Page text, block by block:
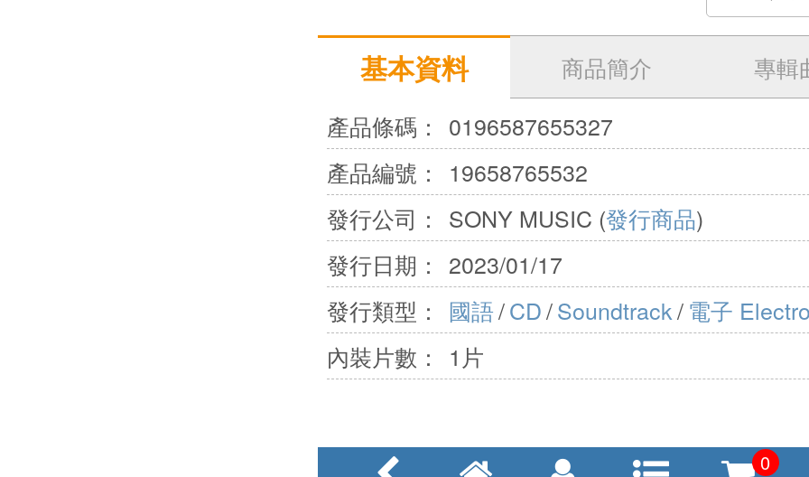
基本資料 商品簡介
專輯
產品條碼：
0196587655327
產品編號：
19658765532
發行公司：
SONY MUSIC (發行商品)
發行日期：
2023/01/17
發行類型：
國語/CD/Soundtrack/電子
內裝片數：
1片
0